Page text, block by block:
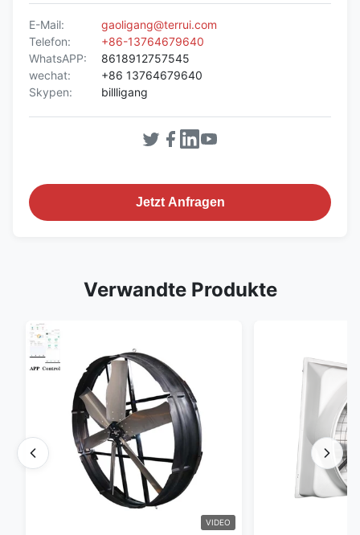
E-Mail:
gaoligang@terrui.com
Telefon:
+86-13764679640
WhatsAPP:
8618912757545
wechat:
+86 13764679640
Skypen:
billligang
Jetzt Anfragen
Verwandte Produkte
VIDEO